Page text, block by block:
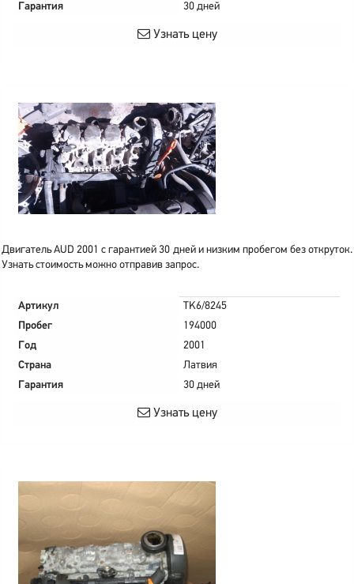
Гарантия 30 дней
Узнать цену
Двигатель AUD 2001 с гарантией 30 дней и низким пробегом без откруток.
Узнать стоимость можно отправив запрос.
Артикул
TK6/8245
Пробег
194000
Год
2001
Страна
Латвия
Гарантия
30 дней
Узнать цену